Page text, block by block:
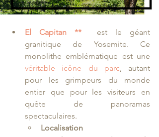
El Capitan ** est le géant
granitique de Yosemite. Ce
véritable icône du parc, autant
pour les grimpeurs du monde
entier que pour les visiteurs en
quête de panoramas
spectaculaires.
Localisation